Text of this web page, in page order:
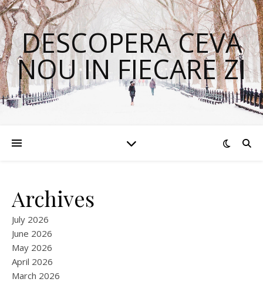
DESCOPERA CEVA
NOU IN FIECARE ZI
Archives
July 2026
June 2026
May 2026
April 2026
March 2026